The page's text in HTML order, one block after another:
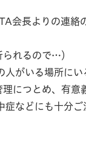
会長よりの連絡
られるので…）
がいる場所に
につとめ、有意
などにも十分ご